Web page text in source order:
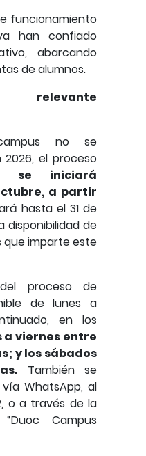
funcionamiento
han confiado
abarcando
de alumnos.
no se
2026, el proceso
se iniciará
a partir
hasta el 31 de
disponibilidad de
que imparte este
proceso de
de lunes a
en los
a viernes entre
y los sábados
También se
WhatsApp, al
o a través de la
Campus